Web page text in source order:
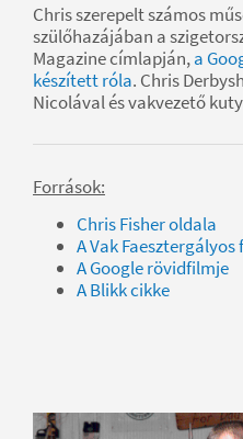
Chris szerepelt számos
szülőhazájában a
Magazine címlapján,a
készített róla. Chris
Nicolával és vakvezető
Források:
Chris Fisher oldala
A Vak
A Google rövidfilmje
A Blikk cikke